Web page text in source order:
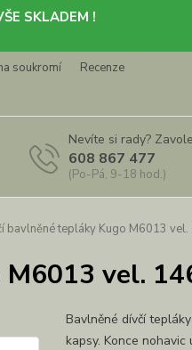
SKLADEM !
soukromí
Recenze
Nevíte si rady?
608 867 477
(Po-Pá, 9-18 hod.)
bavlněné tepláky Kugo M6013
vel.
Bavlněné dívčí
kapsy. Konce